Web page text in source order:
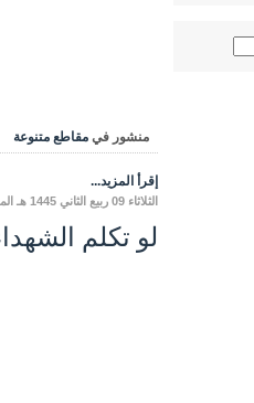
منشور في مقاطع متنوعة
إقرأ المزيد...
الثلاثاء 09 ربيع الثاني 1445 هـ الموافق لـ: 24 أكتوبر 2023 14:55
لو تكلم